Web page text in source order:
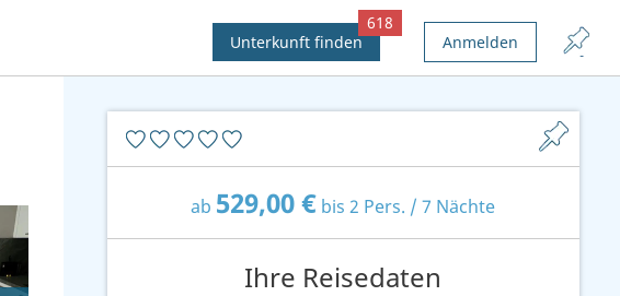
Unterkunft finden
618
Anmelden
ab 529,00 € bis 2 Pers. / 7 Nächte
Ihre Reisedaten